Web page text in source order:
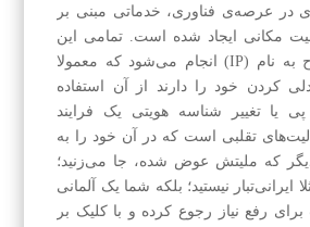
در عرصه‌ی فناوری، خدماتی مبنی بر
مکانی ایجاد شده است. تمامی این
کارها با یک اصطلاح به نام (IP) انجام می‌شود که معمولا
کردن خود را دارند از آن استفاده
یا تغییر شناسه هویتی یک فرایند
تقلبی است که در آن خود را به
که ملیتش عوض شده، جا می‌زنید؛
ایرانی‌تبار نیستید؛ بلکه شما یک آلمانی
رفع نیاز رجوع کرده و با کلیک بر